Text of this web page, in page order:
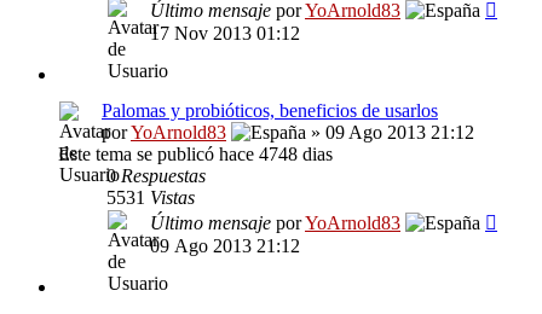
Último mensaje porYoArnold83
17 Nov 2013 01:12
Palomas y probióticos, beneficios de usarlos
porYoArnold83
» 09 Ago 2013 21:12
Este tema se publicó hace 4748 dias
0Respuestas
5531 Vistas
Último mensaje porYoArnold83
09 Ago 2013 21:12